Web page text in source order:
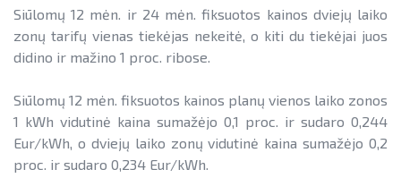
atestavimo sistema
Savivaldybių AIE naudojimo plėtros
veiksmų planai
Rekomendacijos saulės elektrinėms
įrengti ant stogo
Procedūros ir leidimai
StreamSAVEplus
»Projektų archyvas«
susitarimų įgyvendinimas
Energijos vartojimo auditas
EVE skatinimo ir viešinimo darbai
EVE vertinimo įrankiai
Viešuosius interesus atitinkančių
Siūlomų 12 mėn. ir 24 mėn. fiksuotos kainos dviejų laiko
zonų tarifų vienas tiekėjas nekeitė, o kiti du tiekėjai juos
didino ir mažino 1 proc. ribose.
Siūlomų 12 mėn. fiksuotos kainos planų vienos laiko zonos
1 kWh vidutinė kaina sumažėjo 0,1 proc. ir sudaro 0,244
Eur/kWh, o dviejų laiko zonų vidutinė kaina sumažėjo 0,2
proc. ir sudaro 0,234 Eur/kWh.